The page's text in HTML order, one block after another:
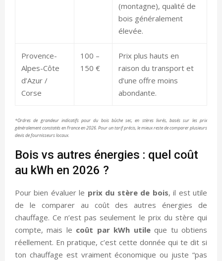
(montagne), qualité de
bois généralement
élevée.
Provence-
Alpes-Côte
d’Azur /
Corse
100 –
150 €
Prix plus hauts en
raison du transport et
d’une offre moins
abondante.
*Ordres de grandeur indicatifs pour du bois bûche sec, en stères livrés, basés sur les prix
généralement constatés en France en 2026. Pour un tarif précis, le mieux reste de comparer plusieurs
devis de fournisseurs locaux.
Bois vs autres énergies : quel coût
au kWh en 2026 ?
Pour bien évaluer le prix du stère de bois, il est utile
de le comparer au coût des autres énergies de
chauffage. Ce n’est pas seulement le prix du stère qui
compte, mais le coût par kWh utileque tu obtiens
réellement. En pratique, c’est cette donnée qui te dit si
ton chauffage est vraiment économique ou juste “pas